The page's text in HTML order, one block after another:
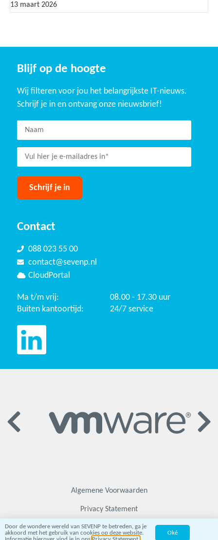
13 maart 2026
Blijf op de hoogte
Wij filteren voor jou het belangrijkste IT-nieuws.
Schrijf je in en ontvang onze nieuwsbrief!
Contact
088 023 55 00
contact@sevenp.nl
CloudPortal
Ma t/m vrij:
08.00 - 17.30 uur
Buiten kantoortijd:
24/7 service
Algemene Voorwaarden
Privacy Statement
Responsible Disclosure
Door de wondere wereld van SEVENP te betreden, ga je
akkoord met het gebruik van cookies op deze website.
Oké